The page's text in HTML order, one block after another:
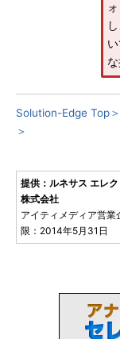
Solution-Edge Top＞
＞
提供：ルネサス エレ
株式会社
アイティメディア営
限：2014年5月31日